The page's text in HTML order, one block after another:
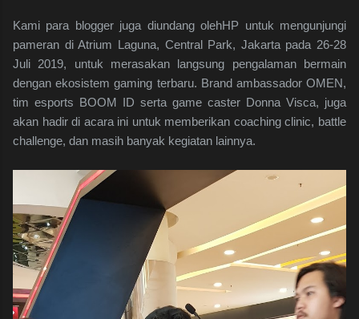
Kami para blogger juga diundang olehHP untuk mengunjungi
pameran di Atrium Laguna, Central Park, Jakarta pada 26-28
Juli 2019, untuk merasakan langsung pengalaman bermain
dengan ekosistem gaming terbaru. Brand ambassador OMEN,
tim esports BOOM ID serta game caster Donna Visca, juga
akan hadir di acara ini untuk memberikan coaching clinic, battle
challenge, dan masih banyak kegiatan lainnya.